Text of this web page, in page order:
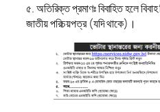
৫. অতিরিক্ত প্রমাণঃ বিবাহিত হলে
জাতীয় পরিচয়পত্র (যদি থাকে)।